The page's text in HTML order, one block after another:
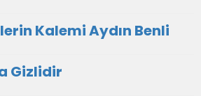
Kalemi Aydın Benli
Gizlidir